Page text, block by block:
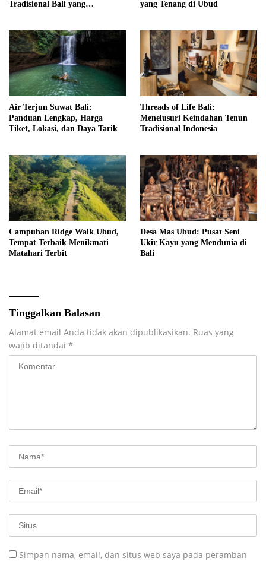
Tradisional Bali yang
yang Tenang di Ubud
Air Terjun Suwat Bali:
Panduan Lengkap, Harga
Tiket, Lokasi, dan Daya Tarik
Threads of Life Bali:
Menelusuri Keindahan Tenun
Tradisional Indonesia
Campuhan Ridge Walk Ubud,
Tempat Terbaik Menikmati
Matahari Terbit
Desa Mas Ubud: Pusat Seni
Ukir Kayu yang Mendunia di
Bali
Tinggalkan Balasan
Alamat email Anda tidak akan dipublikasikan. Ruas yang
wajib ditandai *
Simpan nama, email, dan situs web saya pada peramban